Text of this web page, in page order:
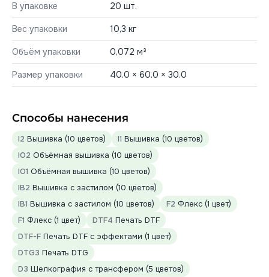
В упаковке 20 шт.
Вес упаковки 10,3 кг
Объём упаковки 0,072 м³
Размер упаковки 40.0 × 60.0 × 30.0
Способы нанесения
I2 Вышивка (10 цветов) I1 Вышивка (10 цветов)
IO2 Объёмная вышивка (10 цветов)
IO1 Объёмная вышивка (10 цветов)
IB2 Вышивка с застилом (10 цветов)
IB1 Вышивка с застилом (10 цветов) F2 Флекс (1 цвет)
F1 Флекс (1 цвет) DTF4 Печать DTF
DTF-F Печать DTF с эффектами (1 цвет)
DTG3 Печать DTG
D3 Шелкография с трансфером (5 цветов)